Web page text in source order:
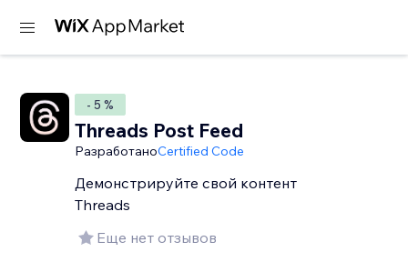
- 5 %
Threads Post Feed
РазработаноCertified Code
Демонстрируйте свой контент
Threads
Еще нет отзывов